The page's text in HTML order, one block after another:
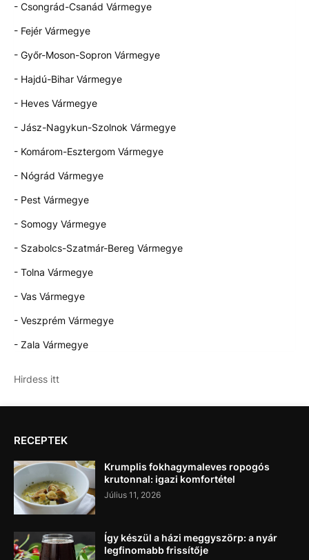
- Csongrád-Csanád Vármegye
- Fejér Vármegye
- Győr-Moson-Sopron Vármegye
- Hajdú-Bihar Vármegye
- Heves Vármegye
- Jász-Nagykun-Szolnok Vármegye
- Komárom-Esztergom Vármegye
- Nógrád Vármegye
- Pest Vármegye
- Somogy Vármegye
- Szabolcs-Szatmár-Bereg Vármegye
- Tolna Vármegye
- Vas Vármegye
- Veszprém Vármegye
- Zala Vármegye
Hirdess itt
RECEPTEK
Krumplis fokhagymaleves ropogós
krutonnal: igazi komfortétel
Július 11, 2026
Így készül a házi meggyszörp: a nyár
legfinomabb frissítője